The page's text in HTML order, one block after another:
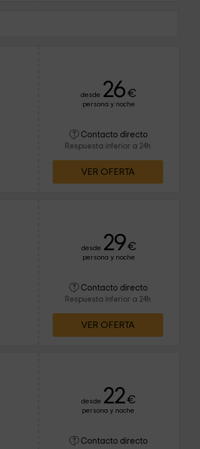
desde 26 €
persona y noche
Contacto directo
Respuesta inferior a 24h
VER OFERTA
desde 29€
persona y noche
Contacto directo
Respuesta inferior a 24h
VER OFERTA
desde 22€
persona y noche
Contacto directo